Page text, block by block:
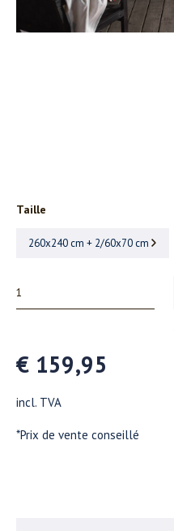
Taille
260x240 cm + 2/60x70 cm
€ 159,95
incl. TVA
*Prix de vente conseillé